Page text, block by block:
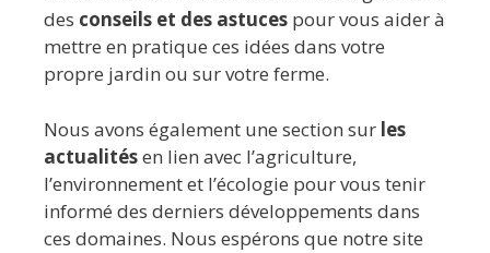
des conseils et des astuces pour vous aider à
mettre en pratique ces idées dans votre
propre jardin ou sur votre ferme.
Nous avons également une section sur les
actualitésen lien avec l’agriculture,
l’environnement et l’écologie pour vous tenir
informé des derniers développements dans
ces domaines. Nous espérons que notre site